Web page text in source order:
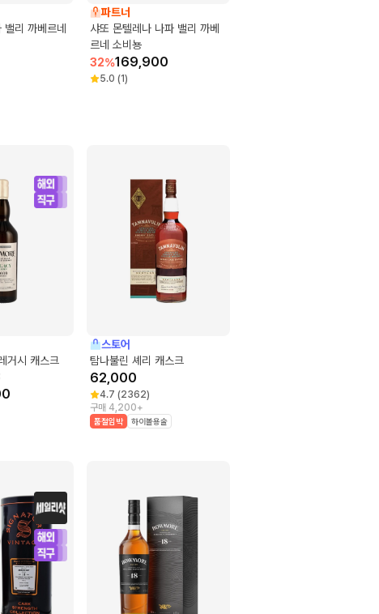
리 까베르네
파트너
샤또 몬텔레나 나파 밸리 까베
르네 소비뇽
32%169,900
5.0 (1)
거시 캐스크
스토어
탐나불린 셰리 캐스크
62,000
4.7 (2362)
구매 4,200+
품절임박 하이볼용술